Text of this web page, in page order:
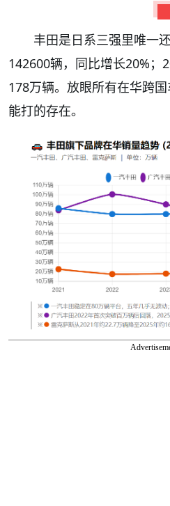
丰田是日系三强里唯一
142600辆，同比增长20%；
178万辆。放眼所有在华跨
能打的存在。